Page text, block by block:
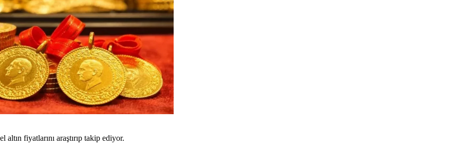
altın fiyatlarını araştırıp takip ediyor.